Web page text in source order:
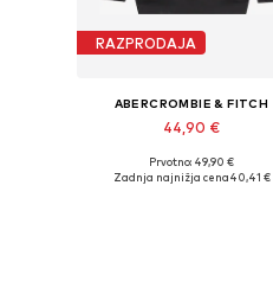
RAZPRODAJA
ABERCROMBIE & FITCH
44,90 €
Na voljo v različnih velikostih
Prvotno: 49,90 €
Zadnja najnižja cena40,41 €